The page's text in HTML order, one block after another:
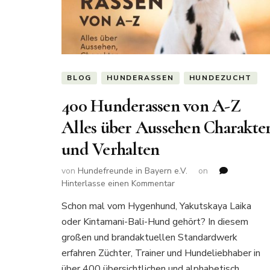
BLOG HUNDERASSEN HUNDEZUCHT
400 Hunderassen von A-Z
Alles über Aussehen
und Verhalten
von Hundefreunde in Bayern e.V.
on
Hinterlasse einen Kommentarzu
Hunderassen
von
A-
Alles
Schon mal vom Hygenhund, Yakutskaya Laika
oder Kintamani-Bali-Hund gehört? In diesem
großen und brandaktuellen Standardwerk
erfahren Züchter, Trainer und Hundeliebhaber in